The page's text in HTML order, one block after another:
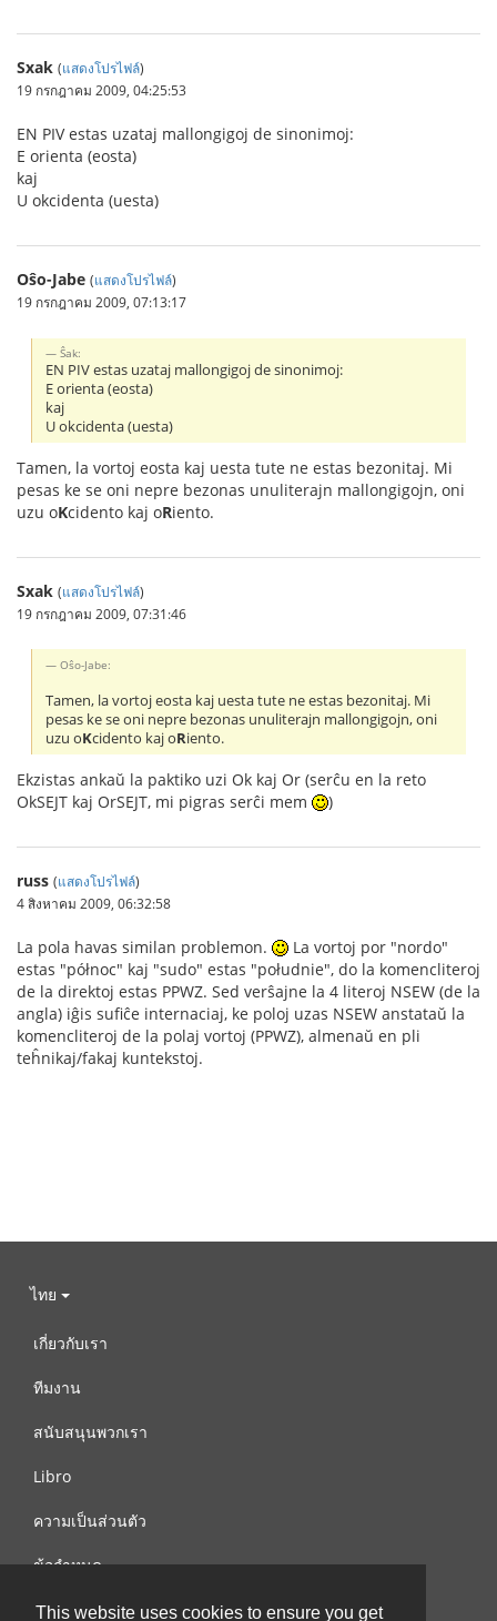
This website uses cookies to ensure you get
Sxak (แสดงโปรไฟล์)
19 กรกฎาคม 2009, 04:25:53
EN PIV estas uzataj mallongigoj de sinonimoj:
E orienta (eosta)
kaj
U okcidenta (uesta)
Oŝo-Jabe (แสดงโปรไฟล์)
19 กรกฎาคม 2009, 07:13:17
Ŝak:
EN PIV estas uzataj mallongigoj de sinonimoj:
E orienta (eosta)
kaj
U okcidenta (uesta)
Tamen, la vortoj eosta kaj uesta tute ne estas bezonitaj. Mi
pesas ke se oni nepre bezonas unuliterajn mallongigojn, oni
uzu oKcidento kaj oRiento.
Sxak (แสดงโปรไฟล์)
19 กรกฎาคม 2009, 07:31:46
Oŝo-Jabe:
Tamen, la vortoj eosta kaj uesta tute ne estas bezonitaj. Mi
pesas ke se oni nepre bezonas unuliterajn mallongigojn, oni
uzu oKcidento kaj oRiento.
Ekzistas ankaŭ la paktiko uzi Ok kaj Or (serĉu en la reto
OkSEJT kaj OrSEJT, mi pigras serĉi mem
)
russ (แสดงโปรไฟล์)
4 สิงหาคม 2009, 06:32:58
La pola havas similan problemon.
La vortoj por "nordo"
estas "północ" kaj "sudo" estas "południe", do la komencliteroj
de la direktoj estas PPWZ. Sed verŝajne la 4 literoj NSEW (de la
angla) iĝis sufiĉe internaciaj, ke poloj uzas NSEW anstataŭ la
komencliteroj de la polaj vortoj (PPWZ), almenaŭ en pli
teĥnikaj/fakaj kuntekstoj.
ไทย
เกี่ยวกับเรา
ทีมงาน
สนับสนุนพวกเรา
Libro
ความเป็นส่วนตัว
ข้อกำหนด
ติดต่อเรา